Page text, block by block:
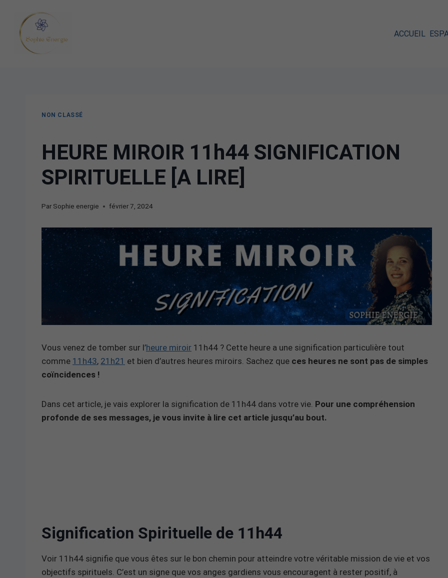
ACCUEIL
NON CLASSÉ
HEURE MIROIR 11h44 SIGNIFICATION
SPIRITUELLE [A LIRE]
Par Sophie energie février 7, 2024
Vous venez de tomber sur l’heure miroir 11h44 ? Cette heure a une signification particulière tout
comme 11h43, 21h21 et bien d’autres heures miroirs. Sachez que ces heures ne sont pas de simples
coïncidences !
Dans cet article, je vais explorer la signification de 11h44 dans votre vie. Pour une compréhension
profonde de ses messages, je vous invite à lire cet article jusqu’au bout.
Signification Spirituelle de 11h44
Voir 11h44 signifie que vous êtes sur le bon chemin pour atteindre votre véritable mission de vie et vos
objectifs spirituels. C’est un signe que vos anges gardiens vous encouragent à rester positif, à